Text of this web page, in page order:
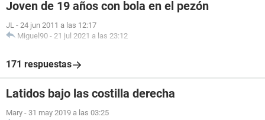
Joven de 19 años con bola en el pezón
JL - 24 jun 2011 a las 12:17
Miguel90 - 21 jul 2021 a las 23:12
171 respuestas
Latidos bajo las costilla derecha
Mary - 31 may 2019 a las 03:25